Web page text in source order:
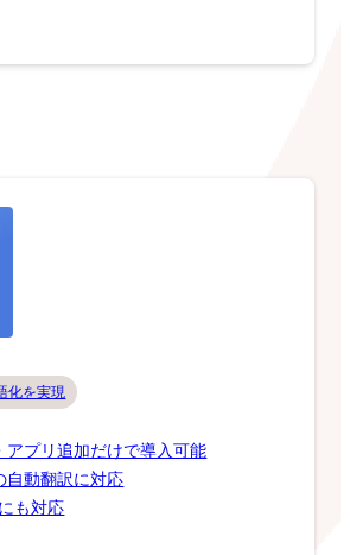
化を実現
アプリ追加だけで導入可能
自動翻訳に対応
も対応